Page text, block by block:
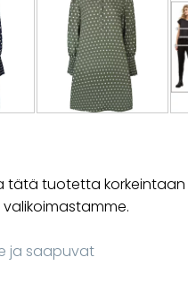
tätä tuotetta
ja saapuvat